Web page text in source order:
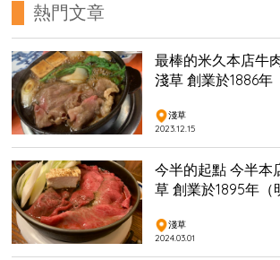
熱門文章
最棒的米久本店牛
淺草 創業於1886年
淺草
2023.12.15
今半的起點 今半本
草 創業於1895年（
淺草
2024.03.01